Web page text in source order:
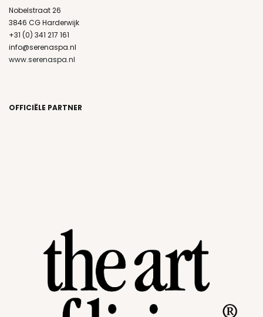
Nobelstraat 26
3846 CG Harderwijk
+31 (0) 341 217 161
info@serenaspa.nl
www.serenaspa.nl
OFFICIËLE PARTNER